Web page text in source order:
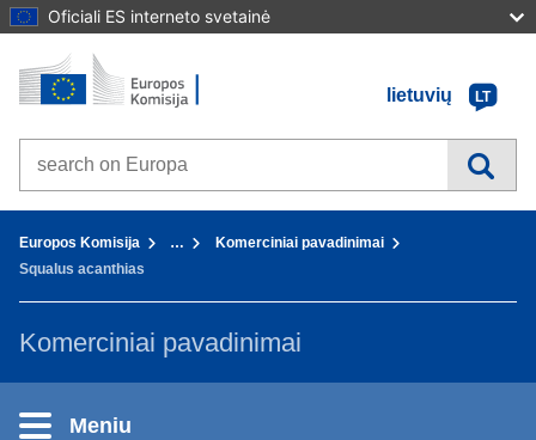
Oficiali ES interneto svetainė
Į turinį
Pradžia - Europos Komisija
lietuvių
LT
Search on Europa websites
Europos Komisija …
Komerciniai pavadinimai
Squalus acanthias
Komerciniai pavadinimai
Meniu